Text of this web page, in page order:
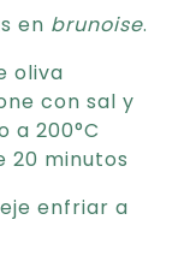
en brunoise.
oliva
con sal y
a 200°C
20 minutos
enfriar a